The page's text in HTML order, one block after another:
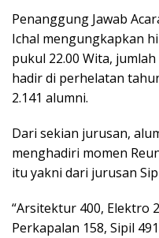
Penanggung Jawab
Ichal mengungkapkan
pukul 22.00 Wita,
hadir di perhelatan
2.141 alumni.
Dari sekian jurusan,
menghadiri momen
itu yakni dari jurusan
“Arsitektur 400, Elektro
Perkapalan 158, Sipil